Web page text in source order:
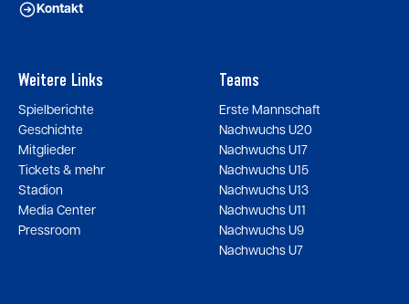
Kontakt
Weitere Links
Spielberichte
Geschichte
Mitglieder
Tickets & mehr
Stadion
Media Center
Pressroom
Teams
Erste Mannschaft
Nachwuchs U20
Nachwuchs U17
Nachwuchs U15
Nachwuchs U13
Nachwuchs U11
Nachwuchs U9
Nachwuchs U7